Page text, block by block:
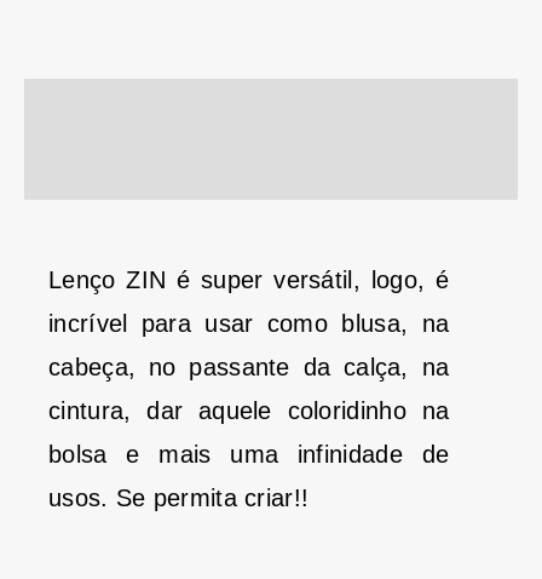
Lenço ZIN é super versátil, logo, é
incrível para usar como blusa, na
cabeça, no passante da calça, na
cintura, dar aquele coloridinho na
bolsa e mais uma infinidade de
usos. Se permita criar!!